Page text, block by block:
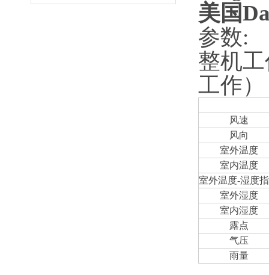
美国
参数:
整机
工作）
风速
风向
室外温度
室内温度
室外温度-湿度
室外湿度
室内湿度
露点
气压
雨量